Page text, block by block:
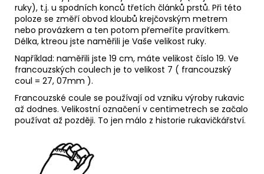
ruky), t.j. u spodních konců třetích článků prstů. Při této
poloze se změří obvod kloubů krejčovským metrem
nebo provázkem a ten potom přemeříte pravítkem.
Délka, ktreou jste naměřili je Vaše velikost ruky.
Například: naměřili jste 19 cm, máte velikost číslo 19. Ve
francouzských coulech je to velikost 7 ( francouzský
coul = 27, 07mm ).
Francouzské coule se používají od vzniku výroby rukavic
až dodnes. Velikostní označení v centimetrech se začalo
používat až později. To jen málo z historie rukavičkářství.